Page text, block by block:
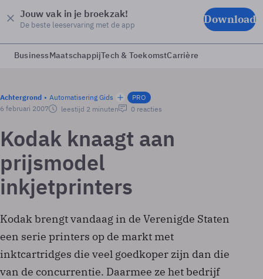
Jouw vak in je broekzak!
De beste leeservaring met de app Download
BusinessMaatschappijTech & ToekomstCarrière
Achtergrond Automatisering Gids
PRO
6 februari 2007
leestijd 2 minuten 0 reacties
Kodak knaagt aan
prijsmodel
inkjetprinters
Kodak brengt vandaag in de Verenigde Staten
een serie printers op de markt met
inktcartridges die veel goedkoper zijn dan die
van de concurrentie. Daarmee ze het bedrijf